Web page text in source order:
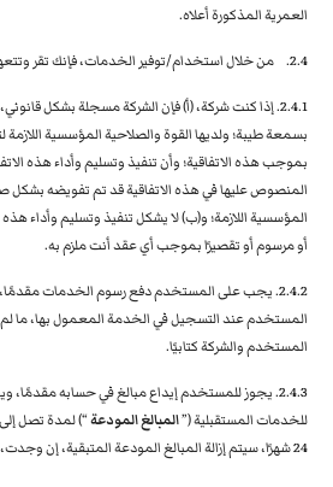
العمرية المذكورة أعلاه.
2.4. من خلال استخدام/توفير الخدمات، فإنك تقر
2.4.1. إذا كنت شركة، (أ) فإن الشركة مسجلة بشكل
بسمعة طيبة؛ ولديها القوة والصلاحية المؤسسية اللازمة
بموجب هذه الاتفاقية؛ وأن تنفيذ وتسليم وأداء هذه
المنصوص عليها في هذه الاتفاقية قد تم تفويضه بشكل
المؤسسية اللازمة؛ و(ب) لا يشكل تنفيذ وتسليم وأداء هذه
أو مرسوم أو تقصيرًا بموجب أي عقد أنت ملزم به.
2.4.2. يجب على المستخدم دفع رسوم الخدمات
المستخدم عند التسجيل في الخدمة المعمول بها، ما
المستخدم والشركة كتابيًا.
2.4.3. يجوز للمستخدم إيداع مبالغ في حسابه مقدمًا،
للخدمات المستقبلية (”المبالغ المودعة
24 شهرًا، سيتم إزالة المبالغ المودعة المتبقية، إن وجدت، وإلغاؤها.